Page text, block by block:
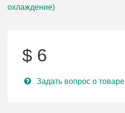
охлаждение)
$ 6
Задать вопрос о товаре